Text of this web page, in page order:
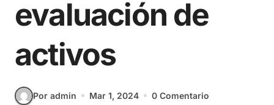
evaluación de
activos
Por admin Mar 1, 2024 0 Comentario